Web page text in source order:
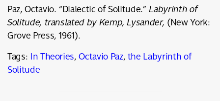
Paz, Octavio. “Dialectic of Solitude.”Labyrinth of
Solitude, translated by Kemp, Lysander, (New York:
Grove Press, 1961).
Tags: In Theories,Octavio Paz,the Labyrinth of
Solitude